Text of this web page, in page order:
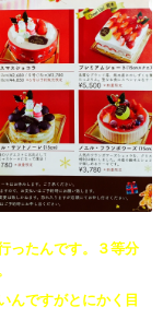
ったんです。３等分
んですがとにかく目